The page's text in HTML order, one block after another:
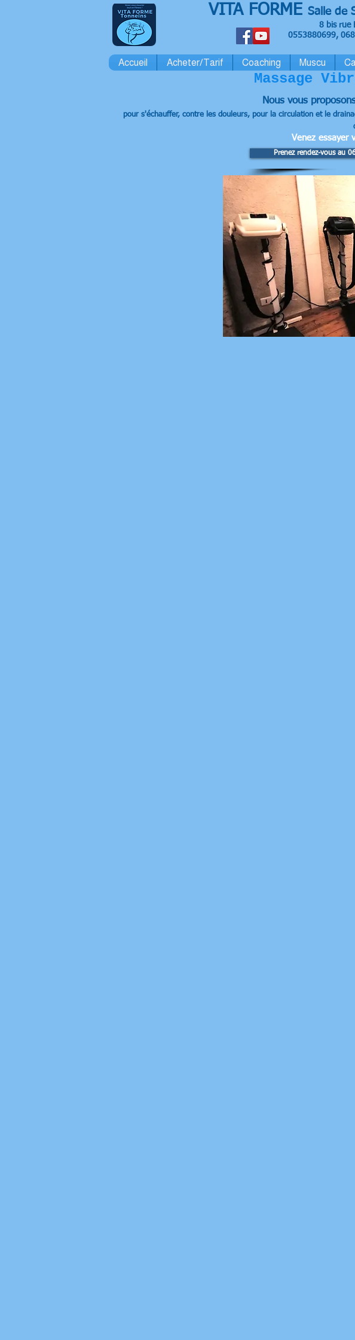
VITA FORME Salle de
8 bis rue
0553880699,
Accueil Acheter/Tarif Coaching Muscu
Massage
Nous vous
pour s'échauffer, contre les douleurs, pour la circulation et le
Venez essayer
Prenez rendez-vous au